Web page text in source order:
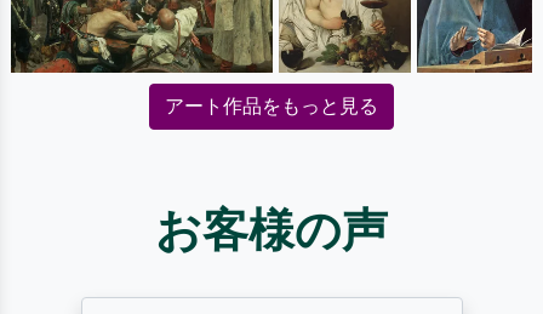
アート作品をもっと見る
お客様の声